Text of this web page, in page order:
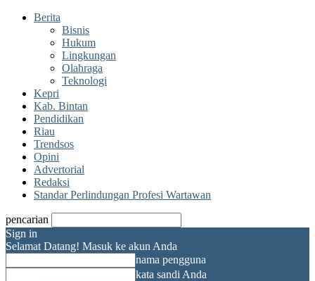
Berita
Bisnis
Hukum
Lingkungan
Olahraga
Teknologi
Kepri
Kab. Bintan
Pendidikan
Riau
Trendsos
Opini
Advertorial
Redaksi
Standar Perlindungan Profesi Wartawan
pencarian
Sign in
Selamat Datang! Masuk ke akun Anda
nama pengguna
kata sandi Anda